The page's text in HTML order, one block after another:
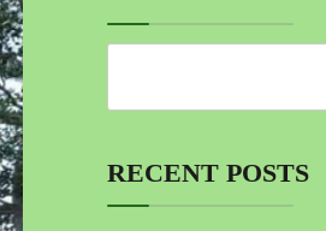
RECENT POSTS